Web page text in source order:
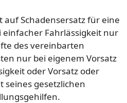
Schadensersatz für eine
Fahrlässigkeit nur
des vereinbarten
nur bei eigenem Vorsatz
oder Vorsatz oder
seines gesetzlichen